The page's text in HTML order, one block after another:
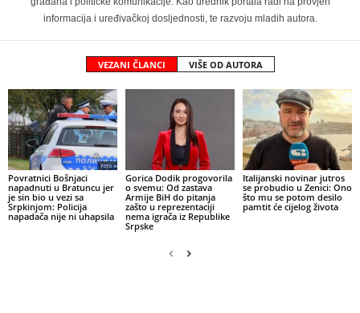
informacija i uređivačkoj dosljednosti, te razvoju mladih autora.
VEZANI ČLANCI VIŠE OD AUTORA
Povratnici Bošnjaci
napadnuti u Bratuncu jer
je sin bio u vezi sa
Srpkinjom: Policija
napadača nije ni uhapsila
Gorica Dodik progovorila
o svemu: Od zastava
Armije BiH do pitanja
zašto u reprezentaciji
nema igrača iz Republike
Srpske
Italijanski novinar jutros
se probudio u Zenici: Ono
što mu se potom desilo
pamtit će cijelog života